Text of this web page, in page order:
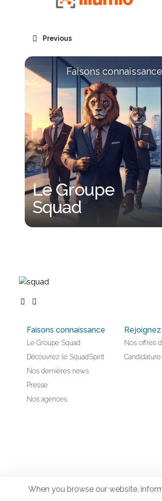
Previous
Faisons connaissance
Le Groupe
Squad
Faisons connaissance
Le Groupe Squad
Découvrez le SquadSpirit
Nos dernières news
Presse
Nos agences
Nos offres
When you browse our website,